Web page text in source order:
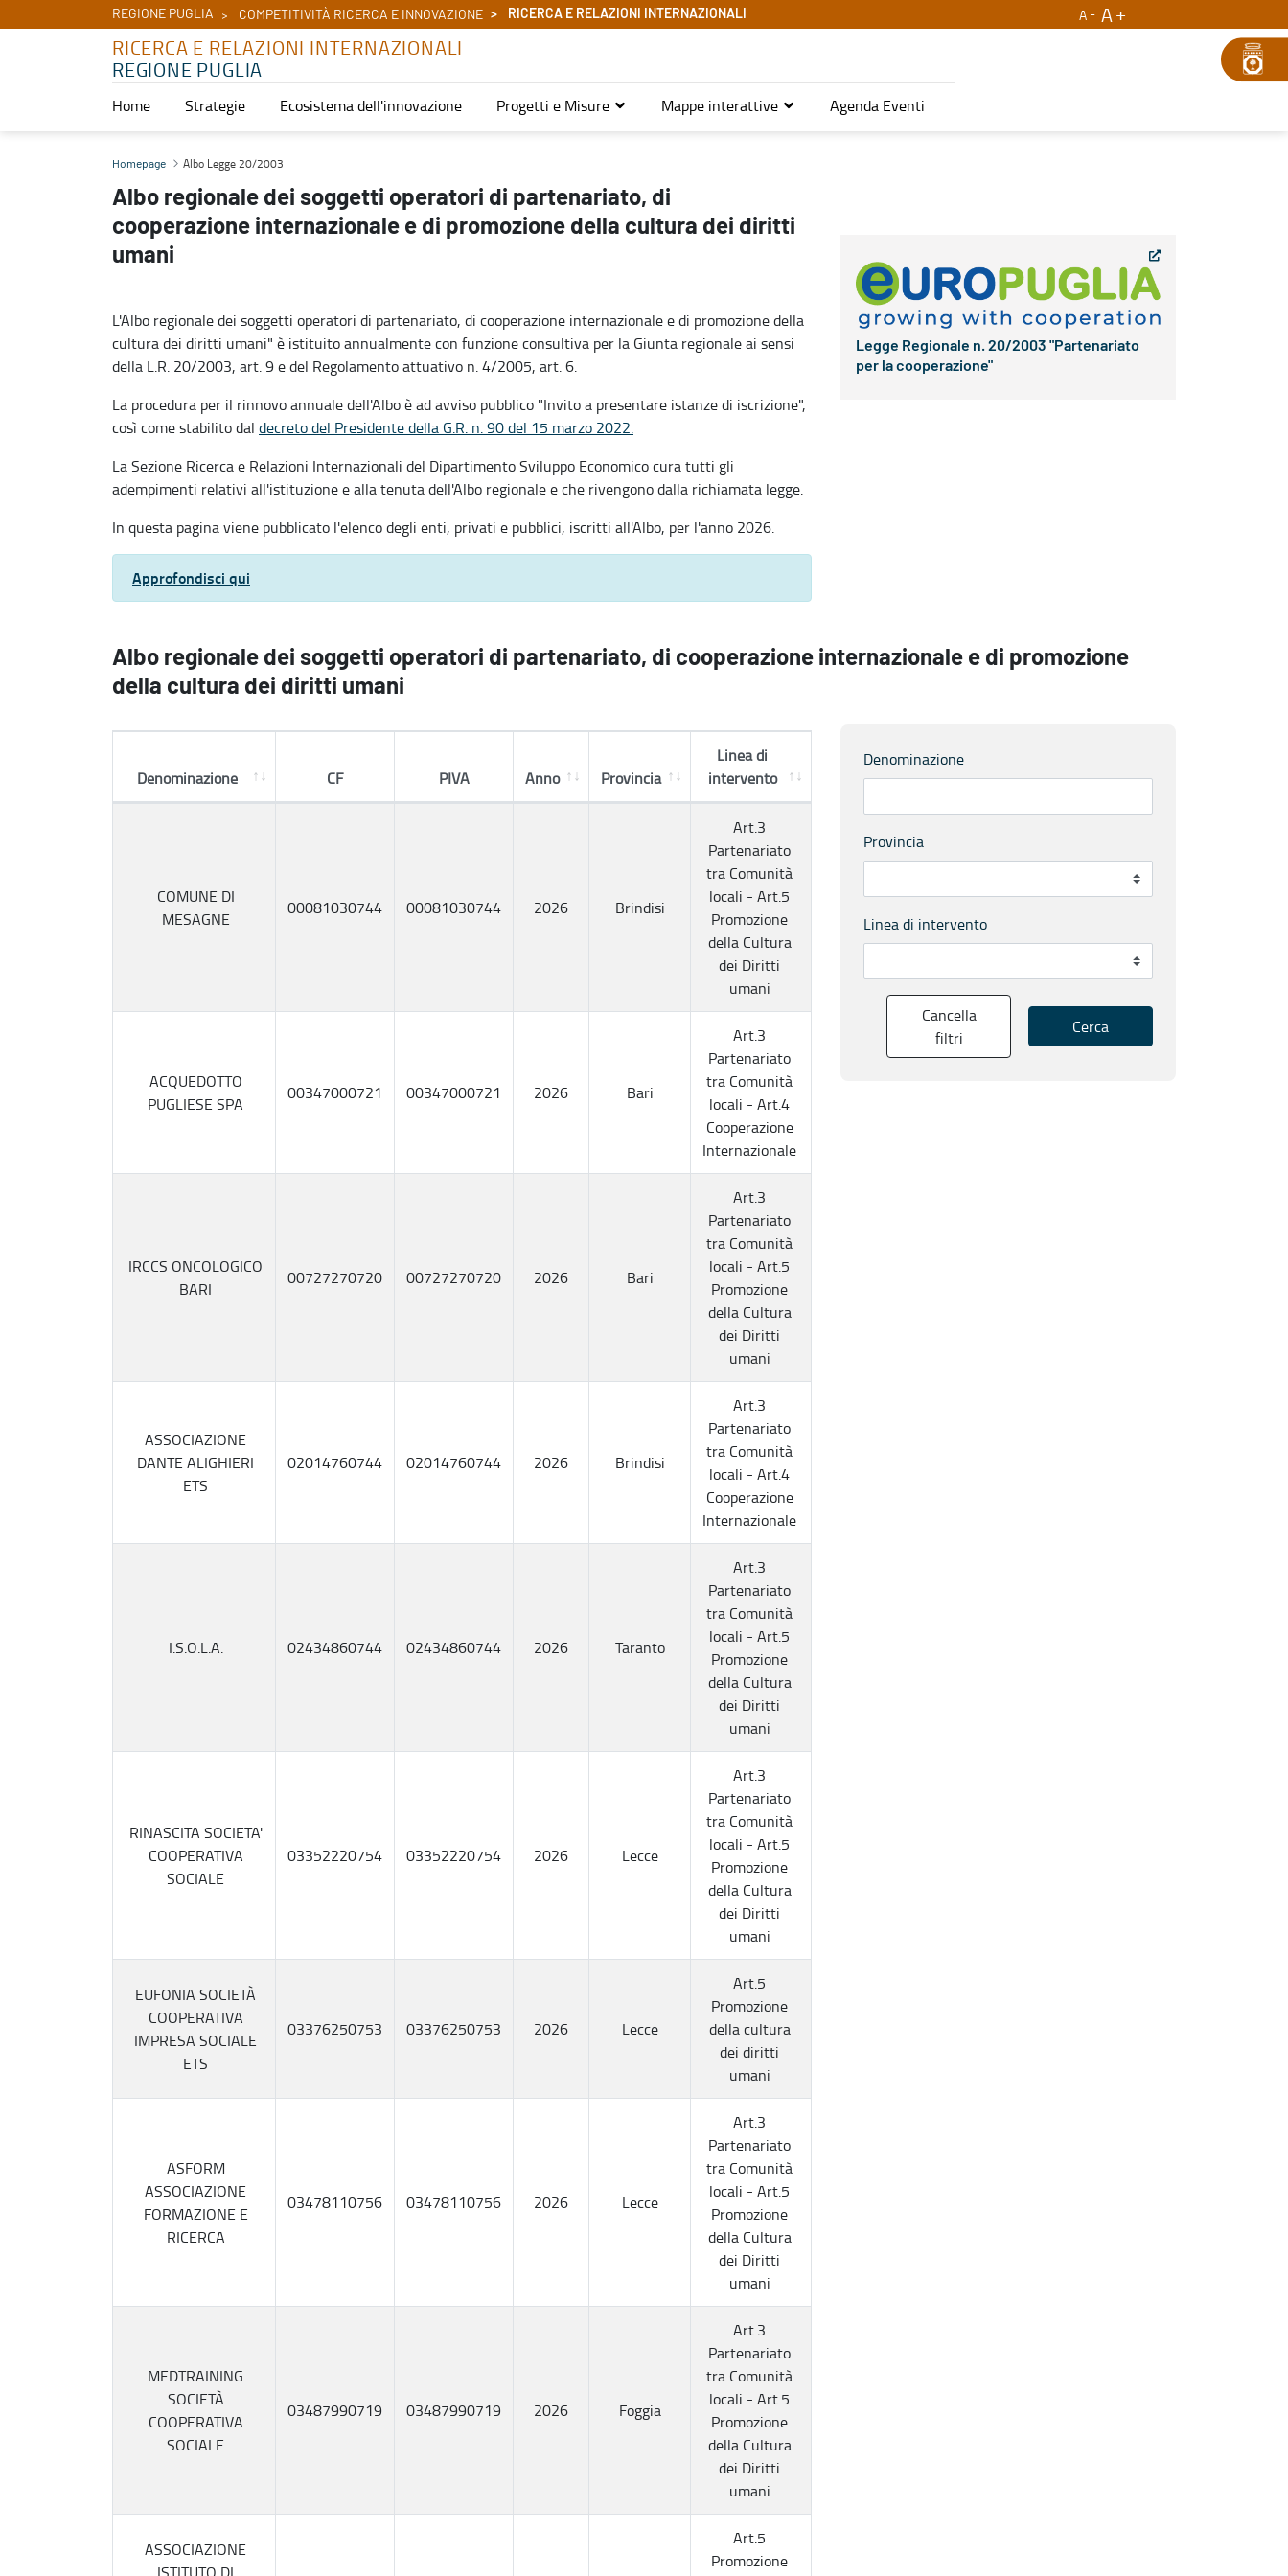
REGIONE PUGLIA COMPETITIVITÀ RICERCA E INNOVAZIONE RICERCA E RELAZIONI INTERNAZIONALI A
A
RICERCA E RELAZIONI INTERNAZIONALI
REGIONE PUGLIA
Home Strategie Ecosistema dell'innovazione Progetti e Misure Mappe interattive Agenda Eventi
Albo Legge 20/2003 - Ricerca e relazioni internazionali
Homepage Albo Legge 20/2003
Albo regionale dei soggetti operatori di partenariato, di
cooperazione internazionale e di promozione della cultura dei diritti
umani
L'Albo regionale dei soggetti operatori di partenariato, di cooperazione internazionale e di promozione della
cultura dei diritti umani" è istituito annualmente con funzione consultiva per la Giunta regionale ai sensi
della L.R. 20/2003, art. 9 e del Regolamento attuativo n. 4/2005, art. 6.
La procedura per il rinnovo annuale dell'Albo è ad avviso pubblico "Invito a presentare istanze di iscrizione",
così come stabilito dal decreto del Presidente della G.R. n. 90 del 15 marzo 2022.
La Sezione Ricerca e Relazioni Internazionali del Dipartimento Sviluppo Economico cura tutti gli
adempimenti relativi all'istituzione e alla tenuta dell'Albo regionale e che rivengono dalla richiamata legge.
In questa pagina viene pubblicato l'elenco degli enti, privati e pubblici, iscritti all'Albo, per l'anno 2026.
Approfondisci qui
Legge Regionale n. 20/2003 "Partenariato
per la cooperazione"
Albo regionale dei soggetti operatori di partenariato, di cooperazione internazionale e di promozione
della cultura dei diritti umani
Denominazione CF PIVA Anno Provincia
Linea di
intervento
COMUNE DI
MESAGNE
00081030744 00081030744 2026 Brindisi
Art.3
Partenariato
tra Comunità
locali - Art.5
Promozione
della Cultura
dei Diritti
umani
ACQUEDOTTO
PUGLIESE SPA
00347000721 00347000721 2026 Bari
Art.3
Partenariato
tra Comunità
locali - Art.4
Cooperazione
Internazionale
IRCCS ONCOLOGICO
BARI
00727270720 00727270720 2026 Bari
Art.3
Partenariato
tra Comunità
locali - Art.5
Promozione
della Cultura
dei Diritti
umani
ASSOCIAZIONE
DANTE ALIGHIERI
ETS
02014760744 02014760744 2026 Brindisi
Art.3
Partenariato
tra Comunità
locali - Art.4
Cooperazione
Internazionale
I.S.O.L.A. 02434860744 02434860744 2026 Taranto
Art.3
Partenariato
tra Comunità
locali - Art.5
Promozione
della Cultura
dei Diritti
umani
RINASCITA SOCIETA'
COOPERATIVA
SOCIALE
03352220754 03352220754 2026 Lecce
Art.3
Partenariato
tra Comunità
locali - Art.5
Promozione
della Cultura
dei Diritti
umani
EUFONIA SOCIETÀ
COOPERATIVA
IMPRESA SOCIALE
ETS
03376250753 03376250753 2026 Lecce
Art.5
Promozione
della cultura
dei diritti
umani
ASFORM
ASSOCIAZIONE
FORMAZIONE E
RICERCA
03478110756 03478110756 2026 Lecce
Art.3
Partenariato
tra Comunità
locali - Art.5
Promozione
della Cultura
dei Diritti
umani
MEDTRAINING
SOCIETÀ
COOPERATIVA
SOCIALE
03487990719 03487990719 2026 Foggia
Art.3
Partenariato
tra Comunità
locali - Art.5
Promozione
della Cultura
dei Diritti
umani
ASSOCIAZIONE
ISTITUTO DI
Art.5
Promozione
Denominazione
Provincia
Linea di intervento
Cancella
filtri
Cerca